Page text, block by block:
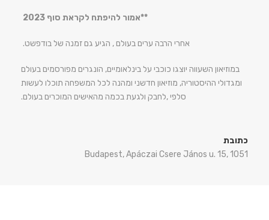
**אמור להיפתח לקראת סוף 2023
אחרי הרבה ערים בעולם , הגיע גם זמנה של בודפשט.
במוזיאון השעווה יוצגו כוכבי על בינלאומיים, הונגרים מפורסמים בעולם
ומגדולי ההיסטוריה, מוזיאון חדשני ומהנה לכל המשפחה תוכלו לעשות
סלפי ,לחבק ולגעת בכמה מהאישים המוכרים בעולם.
כתובת
Budapest, Apáczai Csere János u. 15, 1051